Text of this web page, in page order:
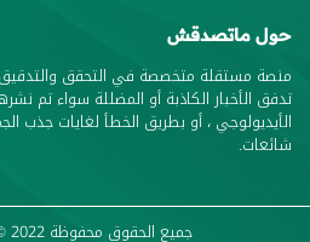
حول ماتصدقش
منصة مستقلة متخصصة في التحقق
تدفق الأخبار الكاذبة أو المضللة سواء تم
الأيديولوجي ، أو بطريق الخطأ لغايات جذب
شائعات.
جميع الحقوق محفوظة